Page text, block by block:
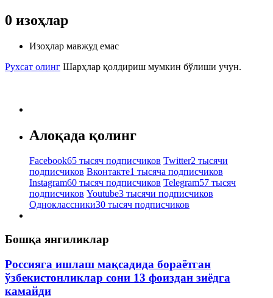
0 изоҳлар
Изоҳлар мавжуд емас
Рухсат олинг Шарҳлар қолдириш мумкин бўлиши учун.
Алоқада қолинг
Facebook65 тысяч подписчиков Twitter2 тысячи
подписчиков Вконтакте1 тысяча подписчиков
Instagram60 тысяч подписчиков Telegram57 тысяч
подписчиков Youtube3 тысячи подписчиков
Одноклассники30 тысяч подписчиков
Бошқа янгиликлар
Россияга ишлаш мақсадида бораётган
ўзбекистонликлар сони 13 фоиздан зиёдга
камайди